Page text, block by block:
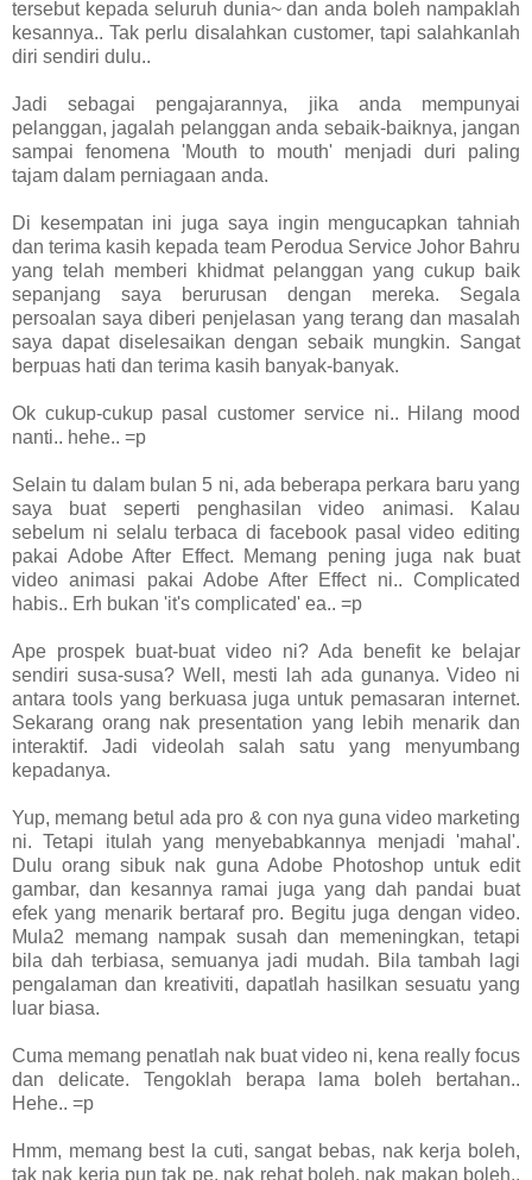
tersebut kepada seluruh dunia~ dan anda boleh nampaklah
kesannya.. Tak perlu disalahkan customer, tapi salahkanlah
diri sendiri dulu..
Jadi sebagai pengajarannya, jika anda mempunyai
pelanggan, jagalah pelanggan anda sebaik-baiknya, jangan
sampai fenomena 'Mouth to mouth' menjadi duri paling
tajam dalam perniagaan anda.
Di kesempatan ini juga saya ingin mengucapkan tahniah
dan terima kasih kepada team Perodua Service Johor Bahru
yang telah memberi khidmat pelanggan yang cukup baik
sepanjang saya berurusan dengan mereka. Segala
persoalan saya diberi penjelasan yang terang dan masalah
saya dapat diselesaikan dengan sebaik mungkin. Sangat
berpuas hati dan terima kasih banyak-banyak.
Ok cukup-cukup pasal customer service ni.. Hilang mood
nanti.. hehe.. =p
Selain tu dalam bulan 5 ni, ada beberapa perkara baru yang
saya buat seperti penghasilan video animasi. Kalau
sebelum ni selalu terbaca di facebook pasal video editing
pakai Adobe After Effect. Memang pening juga nak buat
video animasi pakai Adobe After Effect ni.. Complicated
habis.. Erh bukan 'it's complicated' ea.. =p
Ape prospek buat-buat video ni? Ada benefit ke belajar
sendiri susa-susa? Well, mesti lah ada gunanya. Video ni
antara tools yang berkuasa juga untuk pemasaran internet.
Sekarang orang nak presentation yang lebih menarik dan
interaktif. Jadi videolah salah satu yang menyumbang
kepadanya.
Yup, memang betul ada pro & con nya guna video marketing
ni. Tetapi itulah yang menyebabkannya menjadi 'mahal'.
Dulu orang sibuk nak guna Adobe Photoshop untuk edit
gambar, dan kesannya ramai juga yang dah pandai buat
efek yang menarik bertaraf pro. Begitu juga dengan video.
Mula2 memang nampak susah dan memeningkan, tetapi
bila dah terbiasa, semuanya jadi mudah. Bila tambah lagi
pengalaman dan kreativiti, dapatlah hasilkan sesuatu yang
luar biasa.
Cuma memang penatlah nak buat video ni, kena really focus
dan delicate. Tengoklah berapa lama boleh bertahan..
Hehe.. =p
Hmm, memang best la cuti, sangat bebas, nak kerja boleh,
tak nak kerja pun tak pe, nak rehat boleh, nak makan boleh..